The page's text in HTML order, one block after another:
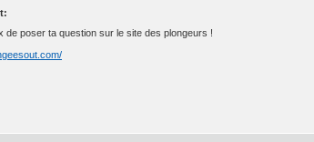
de poser ta question sur le site des plongeurs !